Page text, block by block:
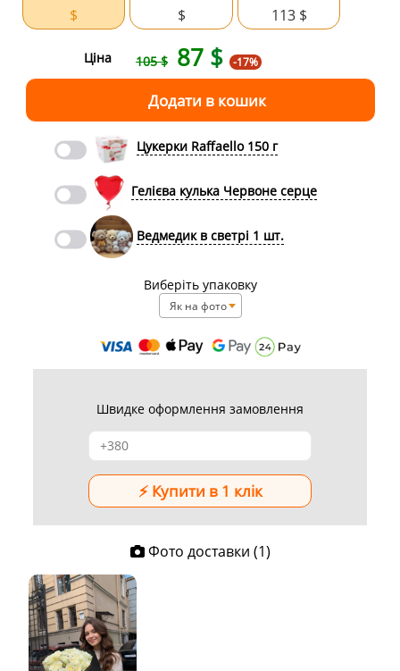
$
$
113 $
Ціна 105 $ 87 $ -17%
Цукерки Raffaello 150 г
Гелієва кулька Червоне серце
Ведмедик в светрі 1 шт.
Виберіть упаковку
Як на фото
Швидке оформлення замовлення
Фото доставки (1)